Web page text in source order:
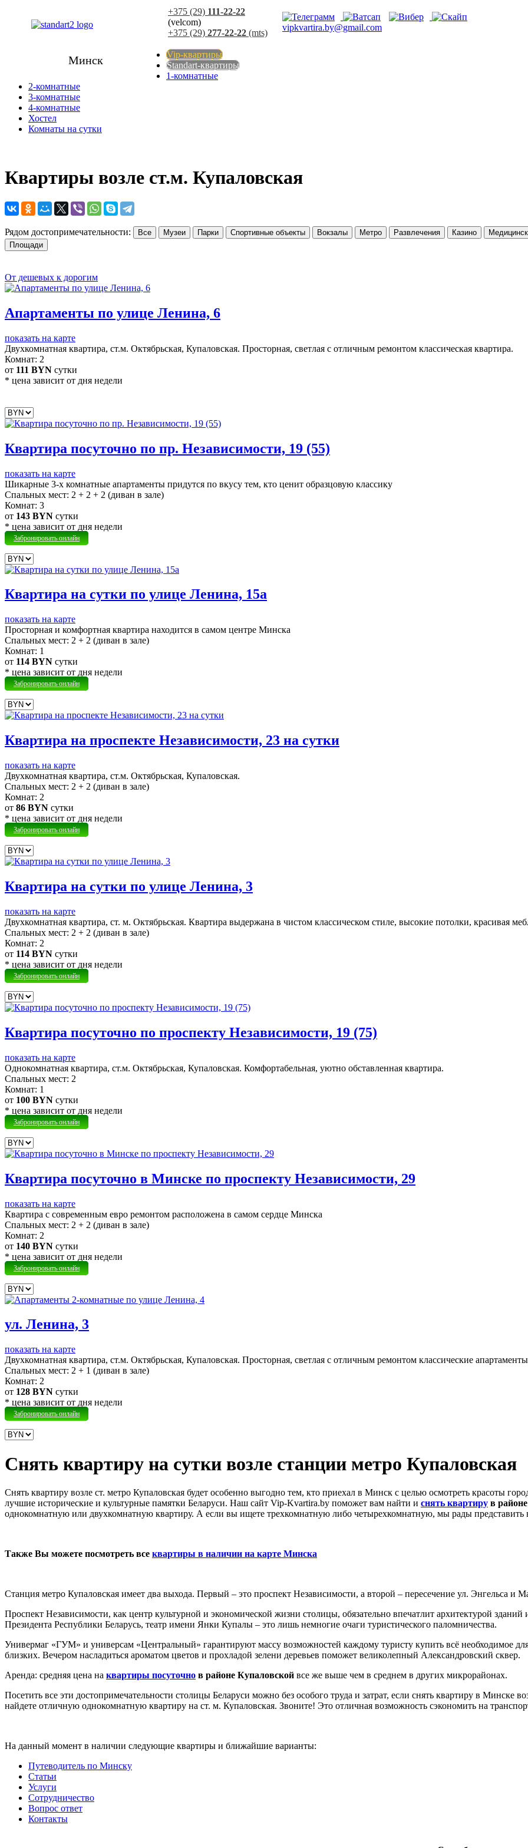
Минск
+375 (29) 111-22-22
(velcom)
+375 (29) 277-22-22 (mts)
vipkvartira.by@gmail.com
Vip-квартиры
Standart-квартиры
1-комнатные
2-комнатные
3-комнатные
4-комнатные
Хостел
Комнаты на сутки
Квартиры возле ст.м. Купаловская
Рядом достопримечательности: Все Музеи Парки Спортивные объекты Вокзалы Метро Развлечения Казино
Площади
От дешевых к дорогим
Апартаменты по улице Ленина, 6
показать на карте
Двухкомнатная квартира, ст.м. Октябрьская, Купаловская. Просторная, светлая с отличным ремонтом классическая квартира.
Комнат: 2
от 111 BYN сутки
* цена зависит от дня недели
Квартира посуточно по пр. Независимости, 19 (55)
показать на карте
Шикарные 3-х комнатные апартаменты придутся по вкусу тем, кто ценит образцовую классику
Cпальных мест: 2 + 2 + 2 (диван в зале)
Комнат: 3
от 143 BYN сутки
* цена зависит от дня недели
Забронировать онлайн
Квартира на сутки по улице Ленина, 15а
показать на карте
Просторная и комфортная квартира находится в самом центре Минска
Cпальных мест: 2 + 2 (диван в зале)
Комнат: 1
от 114 BYN сутки
* цена зависит от дня недели
Забронировать онлайн
Квартира на проспекте Независимости, 23 на сутки
показать на карте
Двухкомнатная квартира, ст.м. Октябрьская, Купаловская.
Cпальных мест: 2 + 2 (диван в зале)
Комнат: 2
от 86 BYN сутки
* цена зависит от дня недели
Забронировать онлайн
Квартира на сутки по улице Ленина, 3
показать на карте
Двухкомнатная квартира, ст. м. Октябрьская. Квартира выдержана в чистом классическом стиле, высокие потолки, красивая
Cпальных мест: 2 + 2 (диван в зале)
Комнат: 2
от 114 BYN сутки
* цена зависит от дня недели
Забронировать онлайн
Квартира посуточно по проспекту Независимости, 19 (75)
показать на карте
Однокомнатная квартира, ст.м. Октябрьская, Купаловская. Комфортабельная, уютно обставленная квартира.
Cпальных мест: 2
Комнат: 1
от 100 BYN сутки
* цена зависит от дня недели
Забронировать онлайн
Квартира посуточно в Минске по проспекту Независимости, 29
показать на карте
Квартира с современным евро ремонтом расположена в самом сердце Минска
Cпальных мест: 2 + 2 (диван в зале)
Комнат: 2
от 140 BYN сутки
* цена зависит от дня недели
Забронировать онлайн
ул. Ленина, 3
показать на карте
Двухкомнатная квартира, ст.м. Октябрьская, Купаловская. Просторная, светлая с отличным ремонтом классические апартаменты
Cпальных мест: 2 + 1 (диван в зале)
Комнат: 2
от 128 BYN сутки
* цена зависит от дня недели
Забронировать онлайн
Снять квартиру на сутки возле станции метро Купаловская
Снять квартиру возле ст. метро Купаловская будет особенно выгодно тем, кто приехал в Минск с целью осмотреть красоты
лучшие исторические и культурные памятки Беларуси. Наш сайт Vip-Kvartira.by поможет вам найти и снять квартиру в
однокомнатную или двухкомнатную квартиру. А если вы ищете трехкомнатную либо четырехкомнатную, мы рады
Также Вы можете посмотреть все квартиры в наличии на карте Минска
Станция метро Купаловская имеет два выхода. Первый – это проспект Независимости, а второй – пересечение ул. Энгельса и
Проспект Независимости, как центр культурной и экономической жизни столицы, обязательно впечатлит архитектурой
Президента Республики Беларусь, театр имени Янки Купалы – это лишь немногие очаги туристического паломничества.
Универмаг «ГУМ» и универсам «Центральный» гарантируют массу возможностей каждому туристу купить всё необходимое
близких. Вечером насладиться ароматом цветов и прохладой зелени деревьев поможет великолепный Александровский сквер.
Аренда: средняя цена на квартиры посуточно в районе Купаловской все же выше чем в среднем в других микрорайонах.
Посетить все эти достопримечательности столицы Беларуси можно без особого труда и затрат, если снять квартиру в Минске
найдете отличную однокомнатную квартиру на ст. м. Купаловская. Звоните! Это отличная возможность сэкономить на
На данный момент в наличии следующие квартиры и ближайшие варианты:
Путеводитель по Минску
Статьи
Услуги
Сотрудничество
Вопрос ответ
Контакты